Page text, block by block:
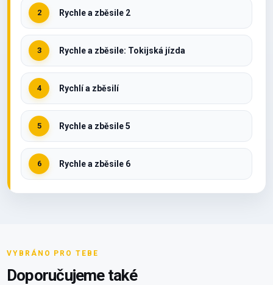
2 Rychle a zběsile 2
3 Rychle a zběsile: Tokijská jízda
4 Rychlí a zběsilí
5 Rychle a zběsile 5
6 Rychle a zběsile 6
VYBRÁNO PRO TEBE
Doporučujeme také